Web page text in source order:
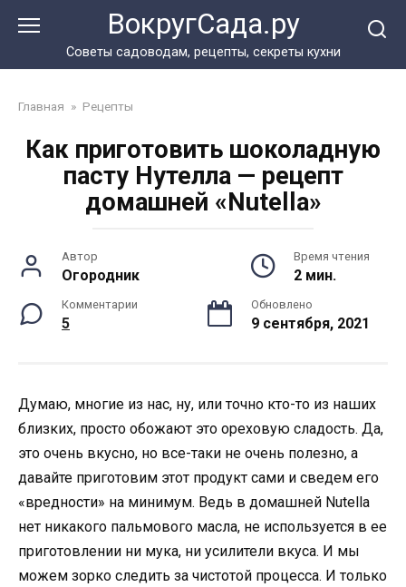
ВокругСада.ру
Советы садоводам, рецепты, секреты кухни
Главная » Рецепты
Как приготовить шоколадную
пасту Нутелла — рецепт
домашней «Nutella»
Автор
Огородник
Время чтения
2 мин.
Комментарии
5
Обновлено
9 сентября, 2021
Думаю, многие из нас, ну, или точно кто-то из наших
близких, просто обожают это ореховую сладость. Да,
это очень вкусно, но все-таки не очень полезно, а
давайте приготовим этот продукт сами и сведем его
«вредности» на минимум. Ведь в домашней Nutella
нет никакого пальмового масла, не используется в ее
приготовлении ни мука, ни усилители вкуса. И мы
можем зорко следить за чистотой процесса. И только